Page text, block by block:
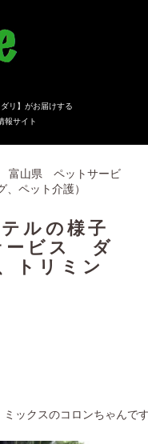
リ】がお届けする
報サイト
富山県 ペットサービ
ペット介護）
ルの様子
ビス ダ
トリミン
ックスのコロンちゃんで